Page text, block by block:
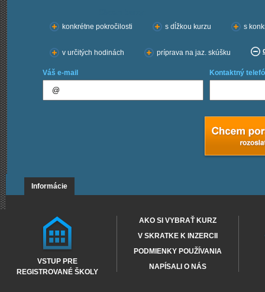
konkrétne pokročilosti
s dĺžkou kurzu s
v určitých hodinách príprava na jaz. skúšku
Váš e-mail Kontaktný
Informácie
VSTUP PRE
REGISTROVANÉ ŠKOLY
AKO SI VYBRAŤ KURZ
V SKRATKE K INZERCII
PODMIENKY POUŽÍVANIA
NAPÍSALI O NÁS